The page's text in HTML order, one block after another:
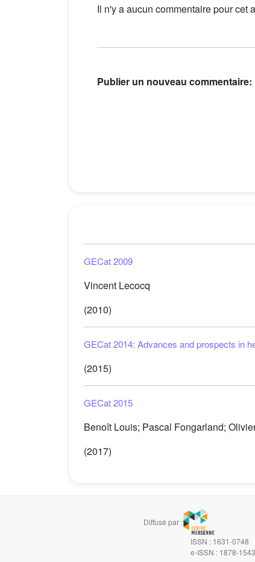
Il n'y a aucun commentaire pour cet
Publier un nouveau commentaire:
GECat 2009
Vincent Lecocq
(2010)
GECat 2014: Advances and prospects in
(2015)
GECat 2015
Benoît Louis; Pascal Fongarland;
(2017)
Diffusé par :
ISSN : 1631-0748
e-ISSN : 1878-1543